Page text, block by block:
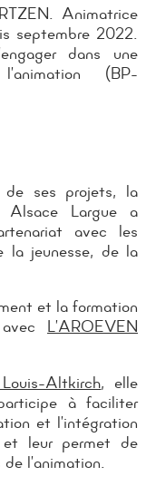
Animatrice
septembre 2022.
dans une
(BP-
de ses projets, la
Alsace Largue a
avec les
la jeunesse, de la
et la formation
L’AROEVEN
Altkirch, elle
à faciliter
et l’intégration
et leur permet de
l’animation.